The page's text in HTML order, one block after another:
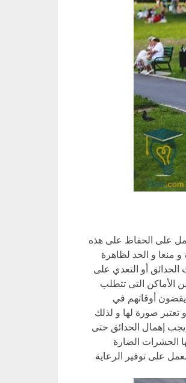
على الحفاظ على هذه
و منعا و الحد لظاهرة
الحدائق أو التعدي على
الأماكن التي تتطلب
يقضون أوقاتهم في
تعتبر صورة لها و لذلك
إهمال الحدائق حتى
الحشرات الضارة
على توفير الرعاية